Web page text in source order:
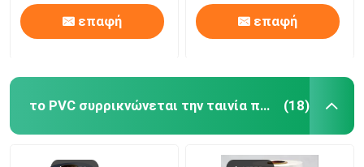
επαφή επαφή
το PVC συρρικνώνεται την ταινία περικαλυμμάτων (18)